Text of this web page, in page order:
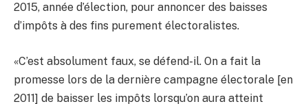
2015, année d’élection, pour annoncer des baisses
d’impôts à des fins purement électoralistes.
«C’est absolument faux, se défend-il. On a fait la
promesse lors de la dernière campagne électorale [en
2011] de baisser les impôts lorsqu’on aura atteint